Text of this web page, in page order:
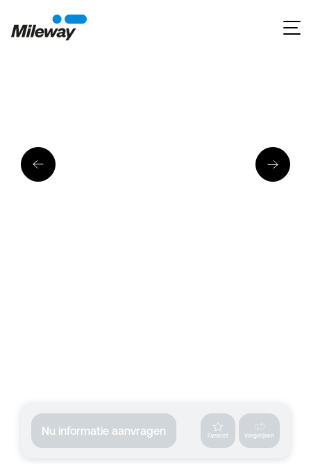
Nu informatie aanvragen Favoriet Vergelijken